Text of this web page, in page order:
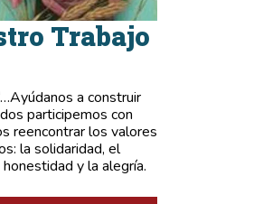
Trabajo
a construir
participemos con
reencontrar los valores
la solidaridad, el
y la alegría.